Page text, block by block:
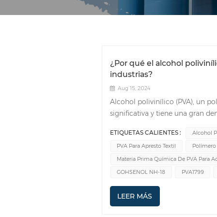
¿Por qué el alcohol
industrias?
Aug 15, 2024
Alcohol polivinílico (PVA), un
significativa y tiene una gran
propiedades y versatilidad
con varios sustratos,
aplicaciones en la industria
fabricantes. Una de las
forma una película clara,
diferentes superficies. Esta
ETIQUETAS CALIENTES : Alcohol
PVA Para Apresto Textil
Polímero
Materia Prima Química De PVA Para
GOHSENOL NH-18
PVA1799
LEER MÁS